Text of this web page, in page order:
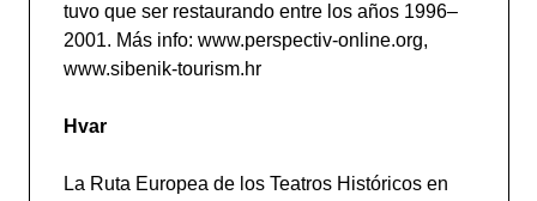
tuvo que ser restaurando entre los años 1996–
2001. Más info: www.perspectiv-online.org,
www.sibenik-tourism.hr
Hvar
La Ruta Europea de los Teatros Históricos en